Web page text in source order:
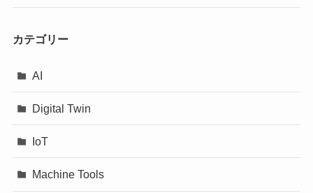
カテゴリー
AI
Digital Twin
IoT
Machine Tools